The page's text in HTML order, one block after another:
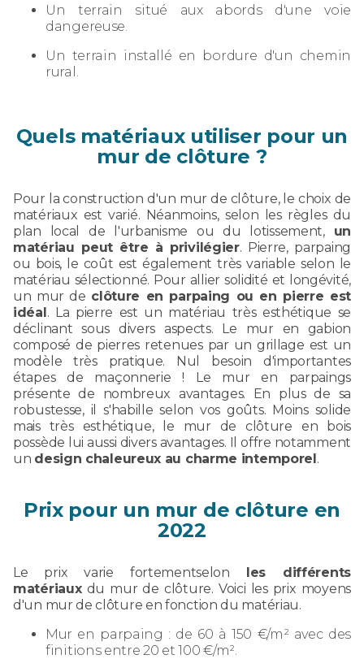
Un terrain situé aux abords d'une voie
dangereuse.
Un terrain installé en bordure d'un chemin
rural.
Quels matériaux utiliser pour un
mur de clôture ?
Pour la construction d'un mur de clôture, le choix de
matériaux est varié. Néanmoins, selon les règles du
plan local de l'urbanisme ou du lotissement, un
matériau peut être à privilégier. Pierre, parpaing
ou bois, le coût est également très variable selon le
matériau sélectionné. Pour allier solidité et longévité,
un mur de clôture en parpaing ou en pierre est
idéal. La pierre est un matériau très esthétique se
déclinant sous divers aspects. Le mur en gabion
composé de pierres retenues par un grillage est un
modèle très pratique. Nul besoin d'importantes
étapes de maçonnerie ! Le mur en parpaings
présente de nombreux avantages. En plus de sa
robustesse, il s'habille selon vos goûts. Moins solide
mais très esthétique, le mur de clôture en bois
possède lui aussi divers avantages. Il offre notamment
un design chaleureux au charme intemporel.
Prix pour un mur de clôture en
2022
Le prix varie fortementselon les différents
matériauxdu mur de clôture. Voici les prix moyens
d'un mur de clôture en fonction du matériau.
Mur en parpaing : de 60 à 150 €/m² avec des
finitions entre 20 et 100 €/m².